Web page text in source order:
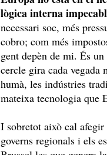
lògica interna
necessari soc, més
cobro; com més
gent depèn de mi. És
cercle gira cada vegada
humà, les indústries
mateixa tecnologia que
I sobretot això cal
governs regionals i els